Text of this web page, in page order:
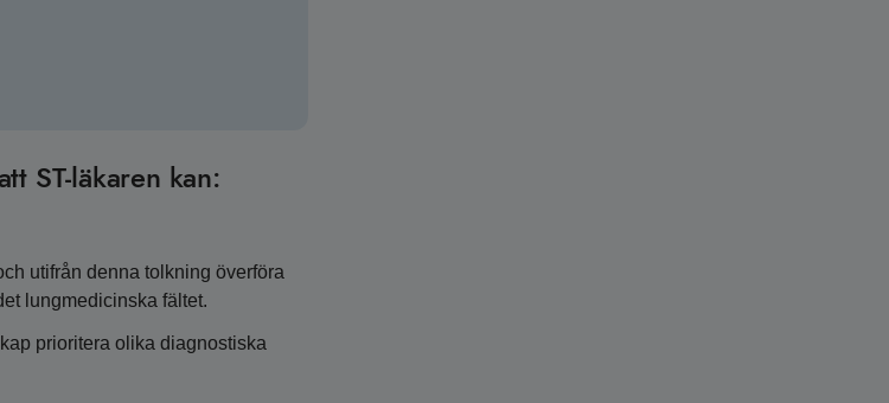
ST-läkaren kan:
utifrån denna tolkning överföra
lungmedicinska fältet.
prioritera olika diagnostiska